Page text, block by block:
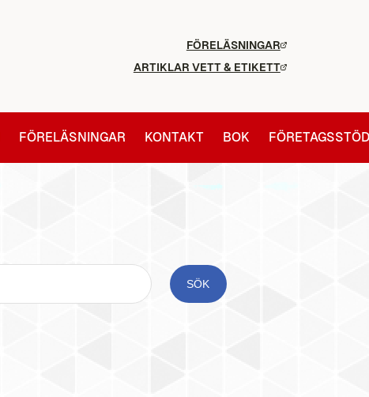
FÖRELÄSNINGAR
ARTIKLAR VETT & ETIKETT
FÖRELÄSNINGAR KONTAKT BOK FÖRETAGSSTÖD